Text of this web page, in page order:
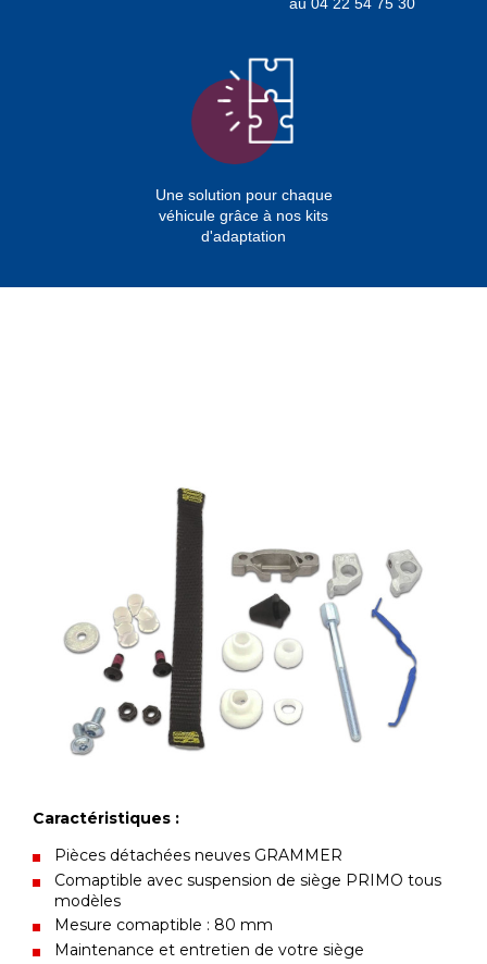
Une solution pour chaque
véhicule grâce à nos kits
d'adaptation
Caractéristiques :
Pièces détachées neuves GRAMMER
Comaptible avec suspension de siège PRIMO tous
modèles
Mesure comaptible : 80 mm
Maintenance et entretien de votre siège